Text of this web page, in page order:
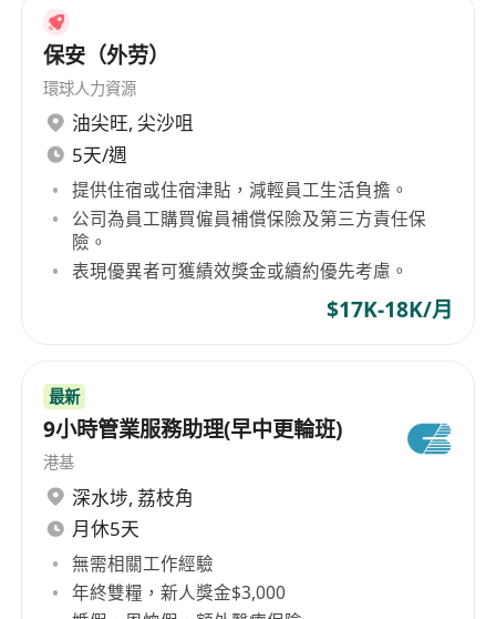
[美聯物業] 是一家領先的地產公司，專注於提供卓
越的房地產服務。我們致力於為每位客戶提供優質
的地產解決方案，並幫助他們實現夢想。
**職位**: 地產代理
**工作職責**:
- 負責銷售和出租住宅及商業物業
- 建立和維護良好的客戶關係
**我們需要你**:
- 良好的溝通技巧和客戶服務意識
- 具備地產代理牌照優先
- 良好的團隊協作能力和積極的工作態度
- 能夠自我激勵並且能在壓力下工作
- 具備良好的時間管理能力
保安（外劳）
環球人力資源
油尖旺, 尖沙咀
5天/週
提供住宿或住宿津貼，減輕員工生活負擔。
公司為員工購買僱員補償保險及第三方責任保
險。
表現優異者可獲績效獎金或續約優先考慮。
$17K-18K/月
最新
9小時管業服務助理(早中更輪班)
港基
深水埗, 荔枝角
月休5天
無需相關工作經驗
年終雙糧，新人獎金$3,000